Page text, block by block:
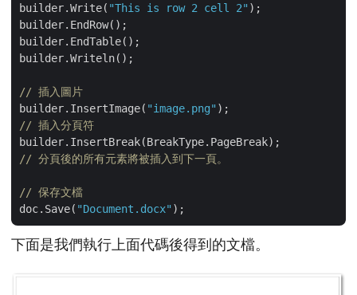
builder.Write( "This is row 2 cell 2" );
builder.EndRow();
builder.EndTable();
builder.Writeln();
// 插入圖片
builder.InsertImage( "image.png"
// 插入分頁符
// 分頁後的所有元素將被插入到下一頁。
// 保存文檔
doc.Save( "Document.docx"
下面是我們執行上面代碼後得到的文檔。